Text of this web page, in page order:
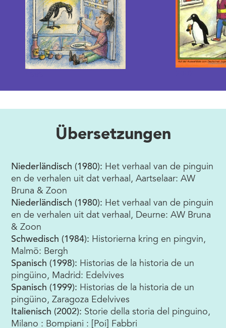
Übersetzungen
Niederländisch (1980): Het verhaal van de pinguin
en de verhalen uit dat verhaal, Aartselaar: AW
Bruna & Zoon
Niederländisch (1980): Het verhaal van de pinguin
en de verhalen uit dat verhaal, Deurne: AW Bruna
& Zoon
Schwedisch (1984): Historierna kring en pingvin,
Malmö: Bergh
Spanisch (1998): Historias de la historia de un
pingüino, Madrid: Edelvives
Spanisch (1999): Historias de la historia de un
pingüino, Zaragoza Edelvives
Italienisch (2002): Storie della storia del pinguino,
Milano : Bompiani : [Poi] Fabbri